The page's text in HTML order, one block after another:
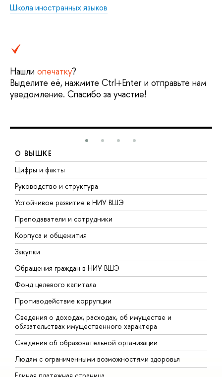
Школа иностранных языков
Нашли опечатку?
Выделите её, нажмите Ctrl+Enter и отправьте нам
уведомление. Спасибо за участие!
О ВЫШКЕ
Цифры и факты
Руководство и структура
Устойчивое развитие в НИУ ВШЭ
Преподаватели и сотрудники
Корпуса и общежития
Закупки
Обращения граждан в НИУ ВШЭ
Фонд целевого капитала
Противодействие коррупции
Сведения о доходах, расходах, об имуществе и
обязательствах имущественного характера
Сведения об образовательной организации
Людям с ограниченными возможностями здоровья
Единая платежная страница